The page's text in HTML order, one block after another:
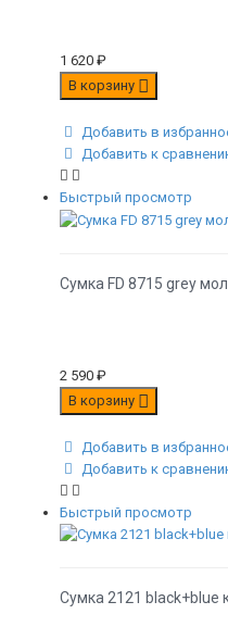
1 620 ₽
В корзину
Добавить в
Добавить к
Быстрый просмотр
Сумка FD 8715 grey
2 590 ₽
В корзину
Добавить в
Добавить к
Быстрый просмотр
Сумка 2121